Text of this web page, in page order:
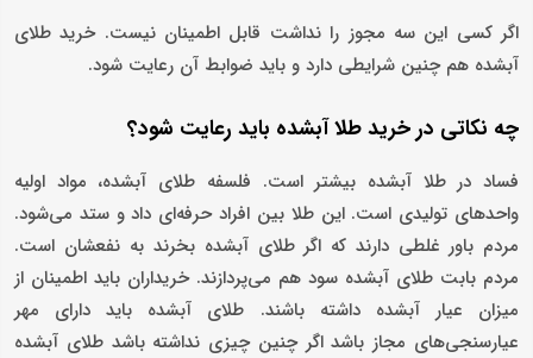
اگر کسی این سه مجوز را نداشت قابل اطمینان نیست. خرید طلای
آبشده هم چنین شرایطی دارد و باید ضوابط آن رعایت شود.
چه نکاتی در خرید طلا آبشده باید رعایت شود؟
فساد در طلا آبشده بیشتر است. فلسفه طلای آبشده، مواد اولیه
واحد‌های تولیدی است. این طلا بین افراد حرفه‌ای داد و ستد می‌شود.
مردم باور غلطی دارند که اگر طلای آبشده بخرند به نفعشان است.
مردم بابت طلای آبشده سود هم می‌پردازند. خریداران باید اطمینان از
میزان عیار آبشده داشته باشند. طلای آبشده باید دارای مهر
عیارسنجی‌های مجاز باشد اگر چنین چیزی نداشته باشد طلای آبشده